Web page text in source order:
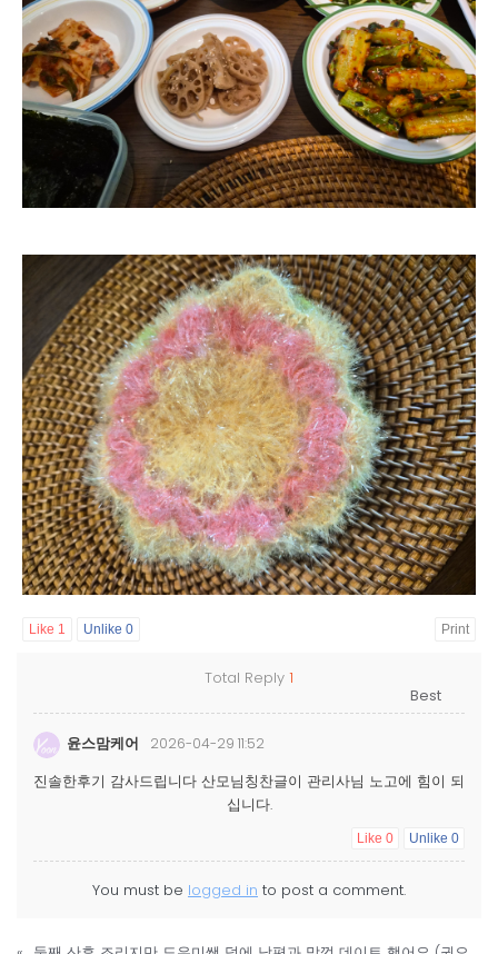
Like 1 Unlike 0 Print
Total Reply 1
윤스맘케어 2026-04-29 11:52
진솔한후기 감사드립니다 산모님칭찬글이 관리사님 노고에 힘이 되
십니다.
Like 0 Unlike 0
You must be logged in to post a comment.